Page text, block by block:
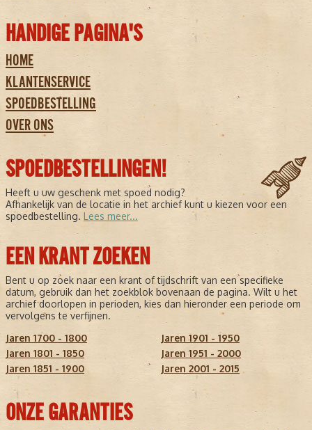
HANDIGE PAGINA'S
HOME
KLANTENSERVICE
SPOEDBESTELLING
OVER ONS
SPOEDBESTELLINGEN!
Heeft u uw geschenk met spoed nodig?
Afhankelijk van de locatie in het archief kunt u kiezen voor een
spoedbestelling. Lees meer...
EEN KRANT ZOEKEN
Bent u op zoek naar een krant of tijdschrift van een specifieke
datum, gebruik dan het zoekblok bovenaan de pagina. Wilt u het
archief doorlopen in perioden, kies dan hieronder een periode om
vervolgens te verfijnen.
Jaren 1700 - 1800
Jaren 1801 - 1850
Jaren 1851 - 1900
Jaren 1901 - 1950
Jaren 1951 - 2000
Jaren 2001 - 2015
ONZE GARANTIES